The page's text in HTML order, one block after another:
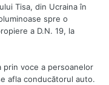
Tisa, din Ucraina în
spre o
a D.N. 19, la
prin voce a persoanelor
afla conducătorul auto.